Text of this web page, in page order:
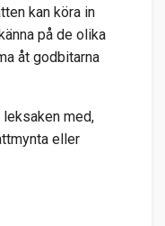
kan köra in
på de olika
åt godbitarna
leksaken med,
eller